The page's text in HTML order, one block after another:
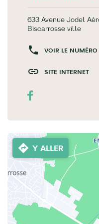
633 Avenue Jodel
Biscarrosse ville
VOIR LE NUMÉRO
SITE INTERNET
Y ALLER